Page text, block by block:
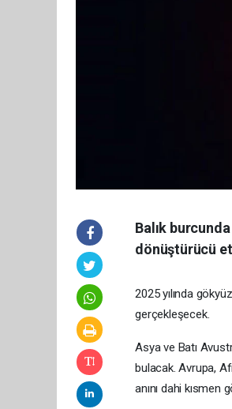
Balık
dönüştürücü
2025 yılında
gerçekleşecek.
Asya ve Batı
bulacak. Avrupa,
anını dahi kısmen